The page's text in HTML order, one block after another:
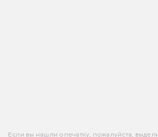
Если вы нашли опечатку, пожалуйста,